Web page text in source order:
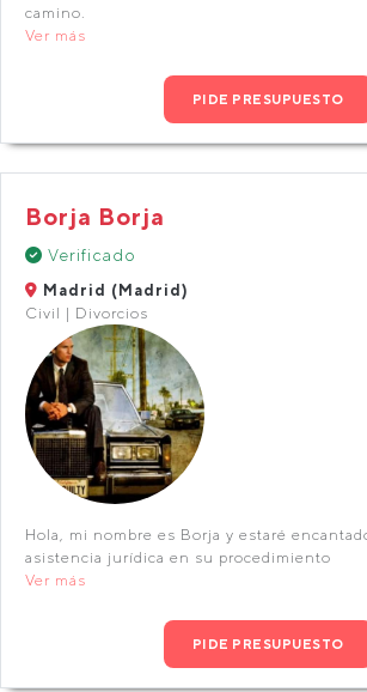
camino.
Ver más
PIDE PRESUPUESTO
Borja Borja
Verificado
Madrid (Madrid)
Civil | Divorcios
Hola, mi nombre es Borja y estaré
asistencia jurídica en su procedimiento
Ver más
PIDE PRESUPUESTO